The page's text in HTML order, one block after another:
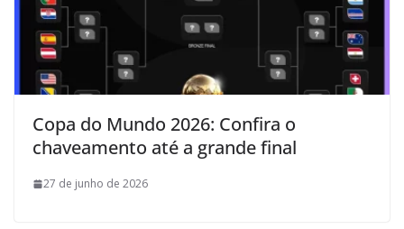
Copa do Mundo 2026: Confira o
chaveamento até a grande final
27 de junho de 2026